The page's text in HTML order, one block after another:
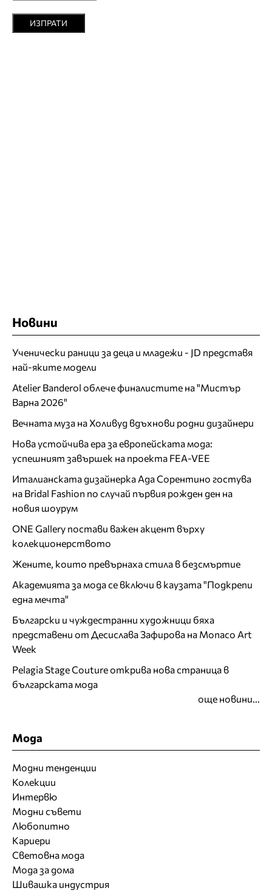
ИЗПРАТИ
Новини
Ученически раници за деца и младежи - JD представя
най-яките модели
Atelier Banderol облече финалистите на "Мистър
Варна 2026"
Вечната муза на Холивуд вдъхнови родни дизайнери
Нова устойчива ера за европейската мода:
успешният завършек на проекта FEA-VEE
Италианската дизайнерка Ада Сорентино гостува
на Bridal Fashion по случай първия рожден ден на
новия шоурум
ONE Gallery постави важен акцент върху
колекционерството
Жените, които превърнаха стила в безсмъртие
Академията за мода се включи в каузата "Подкрепи
една мечта"
Български и чуждестранни художници бяха
представени от Десислава Зафирова на Monaco Art
Week
Pelagia Stage Couture открива нова страница в
българската мода
още новини...
Мода
Модни тенденции
Колекции
Интервю
Модни съвети
Любопитно
Кариери
Световна мода
Мода за дома
Шивашка индустрия